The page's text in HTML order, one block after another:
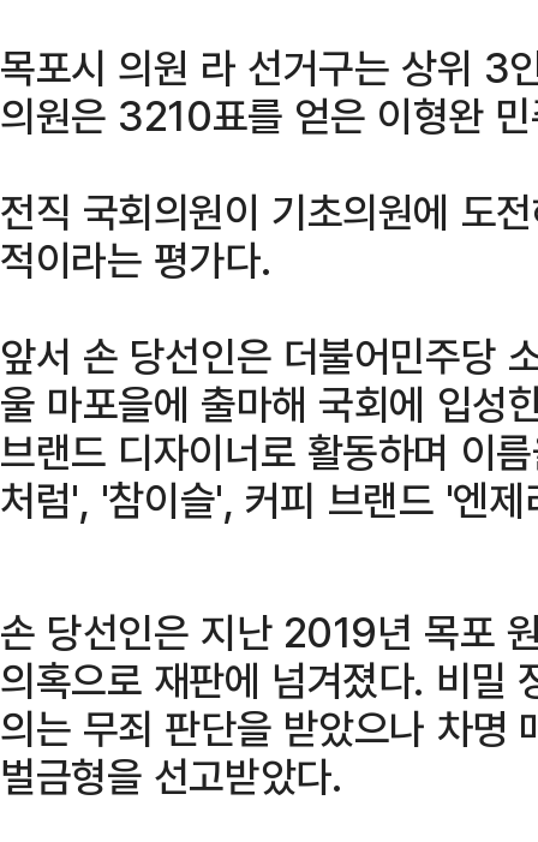
목포시 의원 라 선거구는 상위 3
의원은 3210표를 얻은 이형완
전직 국회의원이 기초의원에 도
적이라는 평가다.
앞서 손 당선인은 더불어민주당
울 마포을에 출마해 국회에 입성
브랜드 디자이너로 활동하며 이
처럼', '참이슬', 커피 브랜드 '엔
손 당선인은 지난 2019년 목포
의혹으로 재판에 넘겨졌다. 비밀
의는 무죄 판단을 받았으나 차명
벌금형을 선고받았다.